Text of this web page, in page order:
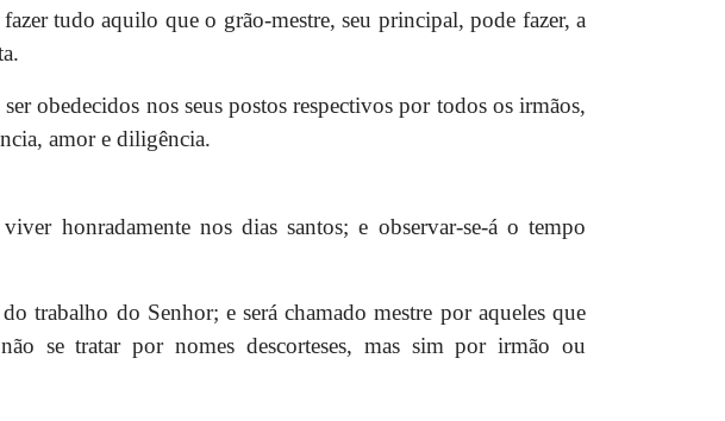
tudo aquilo que o grão-mestre, seu principal, pode fazer, a
obedecidos nos seus postos respectivos por todos os irmãos,
amor e diligência.
honradamente nos dias santos; e observar-se-á o tempo
trabalho do Senhor; e será chamado mestre por aqueles que
se tratar por nomes descorteses, mas sim por irmão ou